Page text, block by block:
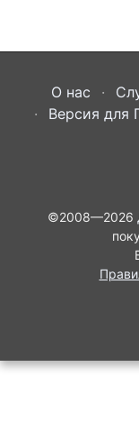
О нас
Версия для
©2008—2026